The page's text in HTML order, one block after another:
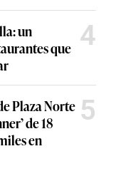
un
que 4
Plaza Norte
de 18
en
5